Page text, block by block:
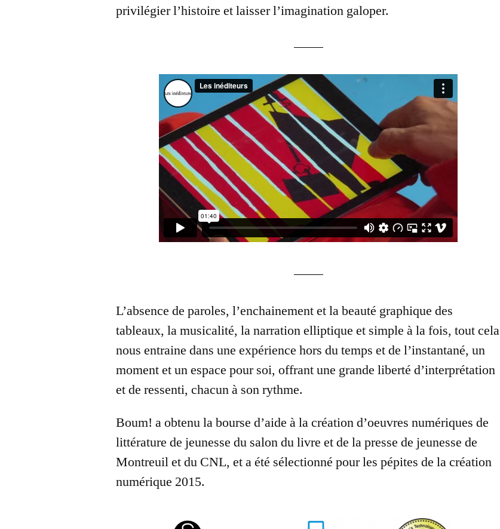
privilégier l’histoire et laisser l’imagination galoper.
L’absence de paroles, l’enchainement et la beauté graphique des
tableaux, la musicalité, la narration elliptique et simple à la fois, tout cela
nous entraine dans une expérience hors du temps et de l’instantané, un
moment et un espace pour soi, offrant une grande liberté d’interprétation
et de ressenti, chacun à son rythme.
Boum! a obtenu la bourse d’aide à la création d’oeuvres numériques de
littérature de jeunesse du salon du livre et de la presse de jeunesse de
Montreuil et du CNL, et a été sélectionné pour les pépites de la création
numérique 2015.